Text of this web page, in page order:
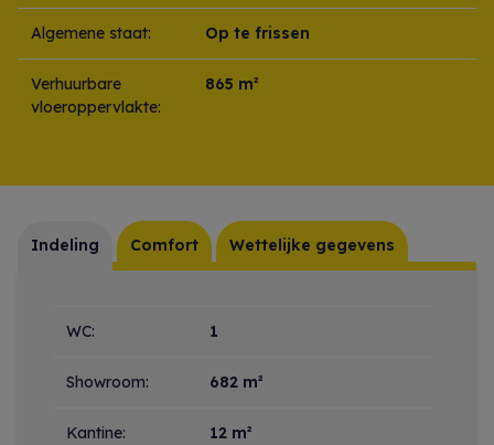
Algemene staat: Op te frissen
Verhuurbare
vloeroppervlakte:
865 m²
Indeling Comfort Wettelijke gegevens
WC: 1
Showroom: 682 m²
Kantine: 12 m²